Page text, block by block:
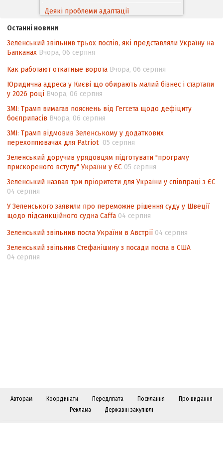
Деякі проблеми адаптації
походження товарів відповідно до
Угоди про торговельні аспекти прав
інтелектуальної власності (TRIPS) у
контексті євроінтеграції
Аналіз виборчого законодавства щодо
невизначеності механізму повторного
підрахунку голосів виборців
Інформаційна безпека суспільства
Останні новини
Зеленський звільнив трьох послів, які представляли Україну на
Балканах Вчора, 06 серпня
Как работают откатные ворота Вчора, 06 серпня
Юридична адреса у Києві що обирають малий бізнес і стартапи
у 2026 році Вчора, 06 серпня
ЗМІ: Трамп вимагав пояснень від Гегсета щодо дефіциту
боєприпасів Вчора, 06 серпня
ЗМІ: Трамп відмовив Зеленському у додаткових
перехоплювачах для Patriot 05 серпня
Зеленський доручив урядовцям підготувати "програму
прискореного вступу" України у ЄС 05 серпня
Зеленський назвав три пріоритети для України у співпраці з ЄС
04 серпня
У Зеленського заявили про переможне рішення суду у Швеції
щодо підсанкційного судна Caffa 04 серпня
Зеленський звільнив посла України в Австрії 04 серпня
Зеленський звільнив Стефанішину з посади посла в США
04 серпня
Авторам Координати Передплата Посилання
Про видання
Реклама
Державні закупівлі